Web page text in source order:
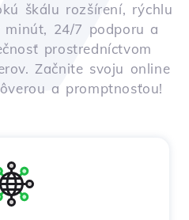
škálu rozšírení, rýchlu
24/7 podporu a
prostredníctvom
Začnite svoju online
a promptnosťou!